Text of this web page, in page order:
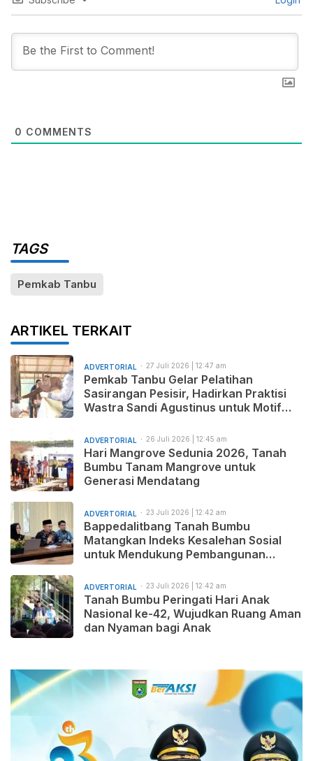
0 COMMENTS
TAGS
Pemkab Tanbu
ARTIKEL TERKAIT
ADVERTORIAL 27 Juli 2026 | 12:47 am
Pemkab Tanbu Gelar Pelatihan
Sasirangan Pesisir, Hadirkan Praktisi
Wastra Sandi Agustinus untuk Motif
ADVERTORIAL 26 Juli 2026 | 12:45 am
Hari Mangrove Sedunia 2026, Tanah
Bumbu Tanam Mangrove untuk
Generasi Mendatang
ADVERTORIAL 23 Juli 2026 | 12:42 am
Bappedalitbang Tanah Bumbu
Matangkan Indeks Kesalehan Sosial
untuk Mendukung Pembangunan
Beradab
ADVERTORIAL 23 Juli 2026 | 12:42 am
Tanah Bumbu Peringati Hari Anak
Nasional ke-42, Wujudkan Ruang Aman
dan Nyaman bagi Anak